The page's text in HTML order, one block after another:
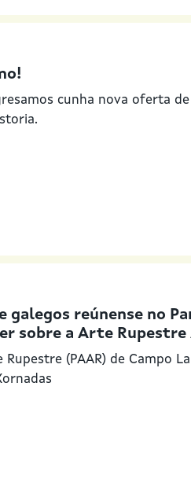
cunha nova oferta de
galegos reúnense no
sobre a Arte
(PAAR) de Campo